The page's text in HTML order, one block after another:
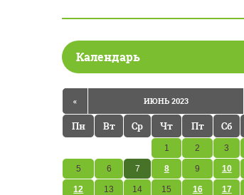
Календарь
« ИЮНЬ 2023
Пн Вт Ср Чт Пт Сб
1 2 3
5 6 7 8 9 10
12 13 14 15 16 17